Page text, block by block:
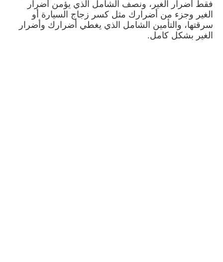
فقط أضرار الغير، ونصف الشامل الذي يؤمن أضرار
الغير وجزء من أضرارك مثل كسر زجاج السيارة أو
سرقتها، والتأمين الشامل الذي يغطي أضرارك وأضرار
الغير بشكل كامل.